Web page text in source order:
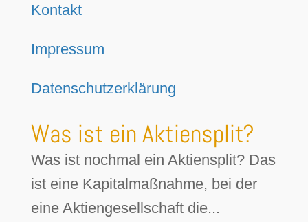
Kontakt
Impressum
Datenschutzerklärung
Was ist ein Aktiensplit?
Was ist nochmal ein Aktiensplit? Das
ist eine Kapitalmaßnahme, bei der
eine Aktiengesellschaft die...